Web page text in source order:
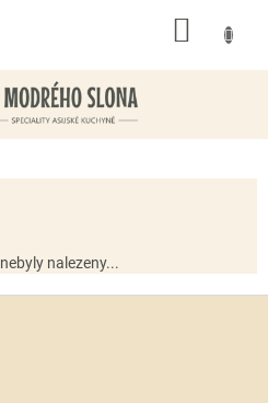
nebyly nalezeny...